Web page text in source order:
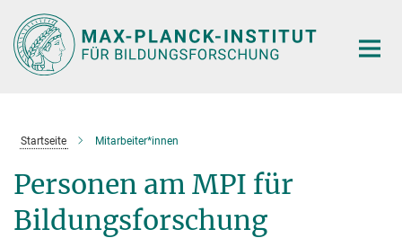
Hauptinhalt
Startseite Mitarbeiter*innen
Personen am MPI für
Bildungsforschung